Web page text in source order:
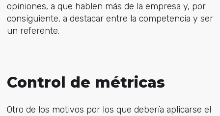
opiniones, a que hablen más de la empresa y, por
consiguiente, a destacar entre la competencia y ser
un referente.
Control de métricas
Otro de los motivos por los que debería aplicarse el